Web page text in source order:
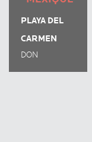
PLAYA DEL
CARMEN
DON
QUIJOTE